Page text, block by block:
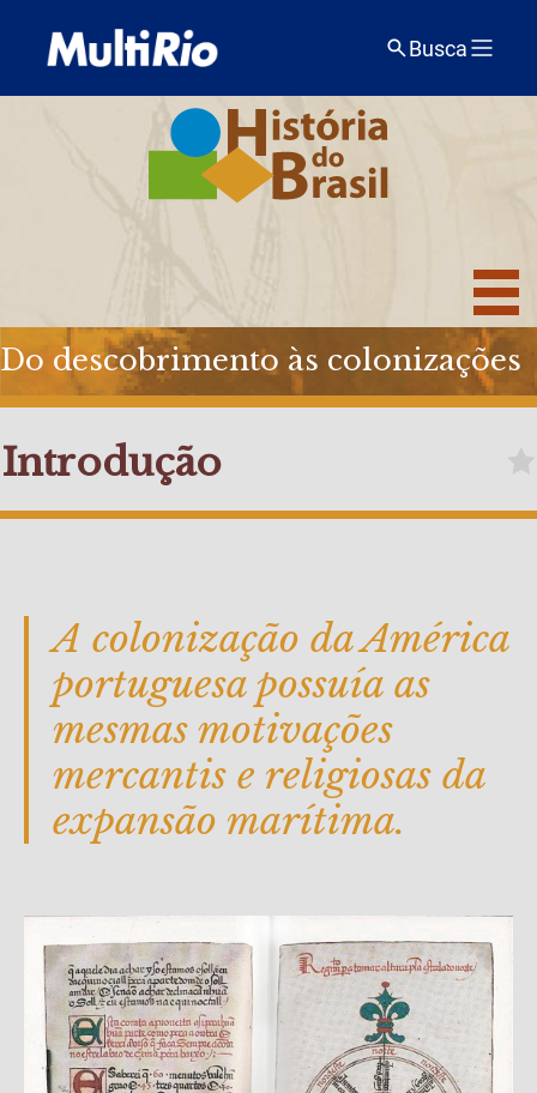
Busca
Do descobrimento às colonizações
Introdução
A colonização da América
portuguesa possuía as
mesmas motivações
mercantis e religiosas da
expansão marítima.